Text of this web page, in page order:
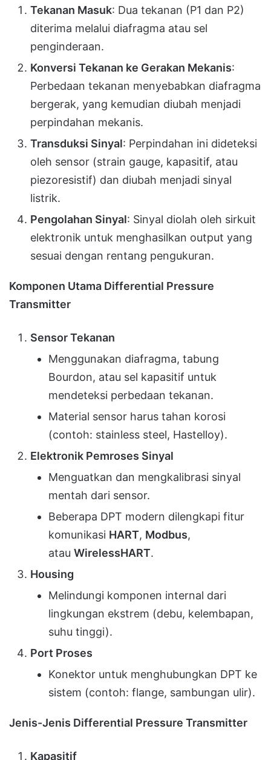
Tekanan Masuk: Dua tekanan (P1 dan P2)
diterima melalui diafragma atau sel
penginderaan.
Konversi Tekanan ke Gerakan Mekanis:
Perbedaan tekanan menyebabkan diafragma
bergerak, yang kemudian diubah menjadi
perpindahan mekanis.
Transduksi Sinyal: Perpindahan ini dideteksi
oleh sensor (strain gauge, kapasitif, atau
piezoresistif) dan diubah menjadi sinyal
listrik.
Pengolahan Sinyal: Sinyal diolah oleh sirkuit
elektronik untuk menghasilkan output yang
sesuai dengan rentang pengukuran.
Komponen Utama Differential Pressure
Transmitter
Sensor Tekanan
Menggunakan diafragma, tabung
Bourdon, atau sel kapasitif untuk
mendeteksi perbedaan tekanan.
Material sensor harus tahan korosi
(contoh: stainless steel, Hastelloy).
Elektronik Pemroses Sinyal
Menguatkan dan mengkalibrasi sinyal
mentah dari sensor.
Beberapa DPT modern dilengkapi fitur
komunikasi HART, Modbus,
atau WirelessHART.
Housing
Melindungi komponen internal dari
lingkungan ekstrem (debu, kelembapan,
suhu tinggi).
Port Proses
Konektor untuk menghubungkan DPT ke
sistem (contoh: flange, sambungan ulir).
Jenis-Jenis Differential Pressure Transmitter
Kapasitif